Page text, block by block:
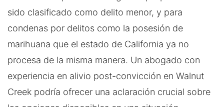
sido clasificado como delito menor, y para
condenas por delitos como la posesión de
marihuana que el estado de California ya no
procesa de la misma manera. Un abogado con
experiencia en alivio post-convicción en Walnut
Creek podría ofrecer una aclaración crucial sobre